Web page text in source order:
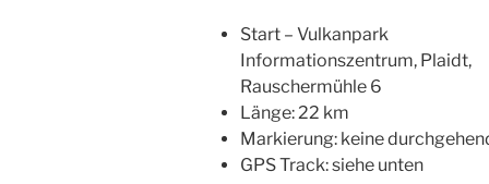
Start – Vulkanpark
Informationszentrum, Plaidt,
Rauschermühle 6
Länge: 22 km
Markierung: keine
GPS Track: siehe unten